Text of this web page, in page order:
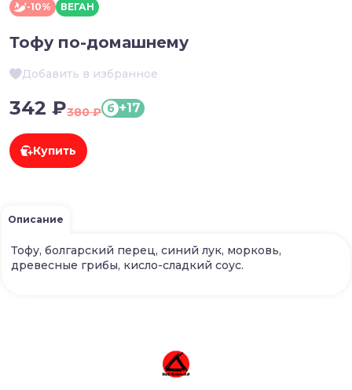
-10% ВЕГАН
Тофу по-домашнему
Добавить в избранное
342 ₽380 ₽ б +17
Купить
Описание
Тофу, болгарский перец, синий лук, морковь,
древесные грибы, кисло-сладкий соус.